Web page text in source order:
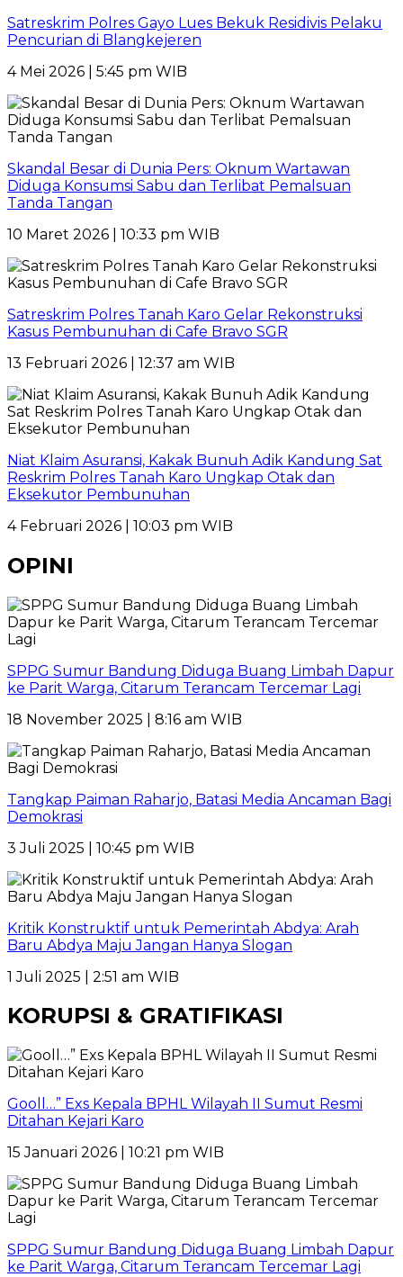
Satreskrim Polres Gayo Lues Bekuk Residivis Pelaku
Pencurian di Blangkejeren
4 Mei 2026 | 5:45 pm WIB
Skandal Besar di Dunia Pers: Oknum Wartawan
Diduga Konsumsi Sabu dan Terlibat Pemalsuan
Tanda Tangan
10 Maret 2026 | 10:33 pm WIB
Satreskrim Polres Tanah Karo Gelar Rekonstruksi
Kasus Pembunuhan di Cafe Bravo SGR
13 Februari 2026 | 12:37 am WIB
Niat Klaim Asuransi, Kakak Bunuh Adik Kandung Sat
Reskrim Polres Tanah Karo Ungkap Otak dan
Eksekutor Pembunuhan
4 Februari 2026 | 10:03 pm WIB
OPINI
SPPG Sumur Bandung Diduga Buang Limbah Dapur
ke Parit Warga, Citarum Terancam Tercemar Lagi
18 November 2025 | 8:16 am WIB
Tangkap Paiman Raharjo, Batasi Media Ancaman Bagi
Demokrasi
3 Juli 2025 | 10:45 pm WIB
Kritik Konstruktif untuk Pemerintah Abdya: Arah
Baru Abdya Maju Jangan Hanya Slogan
1 Juli 2025 | 2:51 am WIB
KORUPSI & GRATIFIKASI
Gooll…” Exs Kepala BPHL Wilayah II Sumut Resmi
Ditahan Kejari Karo
15 Januari 2026 | 10:21 pm WIB
SPPG Sumur Bandung Diduga Buang Limbah Dapur
ke Parit Warga, Citarum Terancam Tercemar Lagi